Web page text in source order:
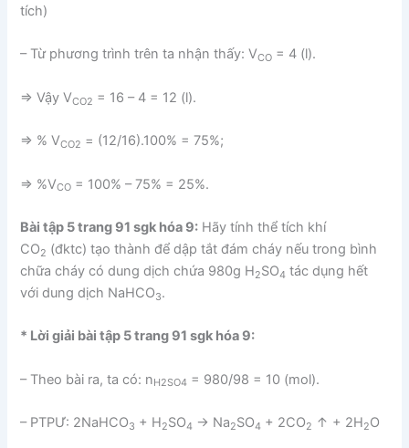
tích)
– Từ phương trình trên ta nhận thấy: VCO = 4 (l).
⇒ Vậy VCO2 = 16 – 4 = 12 (l).
⇒ % VCO2 = (12/16).100% = 75%;
⇒ %VCO = 100% – 75% = 25%.
Bài tập 5 trang 91 sgk hóa 9: Hãy tính thể tích khí
CO2 (đktc) tạo thành để dập tắt đám cháy nếu trong bình
chữa cháy có dung dịch chứa 980g H2SO4 tác dụng hết
với dung dịch NaHCO3.
* Lời giải bài tập 5 trang 91 sgk hóa 9:
– Theo bài ra, ta có: nH2SO4 = 980/98 = 10 (mol).
– PTPƯ: 2NaHCO3 + H2SO4 → Na2SO4 + 2CO2 ↑ + 2H2O